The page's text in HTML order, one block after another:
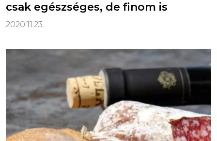
csak egészséges, de finom is
2020.11.23.